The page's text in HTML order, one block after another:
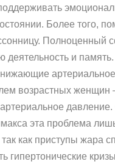
Более того,
Полноценный
деятельность и память.
возрастных женщин
эта проблема
так как приступы жара
гипертонические